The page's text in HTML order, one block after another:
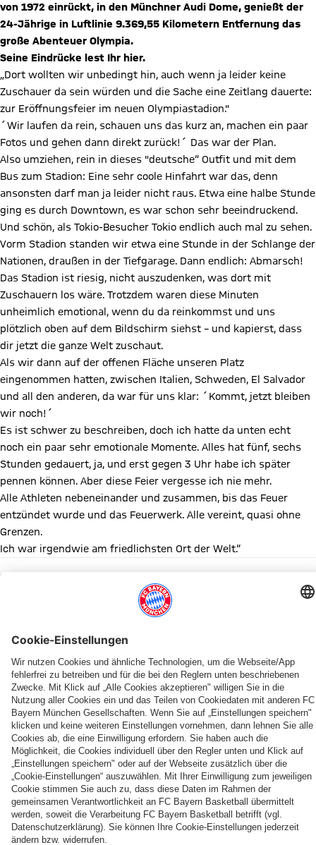
von 1972 einrückt, in den Münchner Audi Dome, genießt der
24-Jährige in Luftlinie 9.369,55 Kilometern Entfernung das
große Abenteuer Olympia.
Seine Eindrücke lest Ihr hier.
„Dort wollten wir unbedingt hin, auch wenn ja leider keine
Zuschauer da sein würden und die Sache eine Zeitlang dauerte:
zur Eröffnungsfeier im neuen Olympiastadion."
´Wir laufen da rein, schauen uns das kurz an, machen ein paar
Fotos und gehen dann direkt zurück!´ Das war der Plan.
Also umziehen, rein in dieses "deutsche“ Outfit und mit dem
Bus zum Stadion: Eine sehr coole Hinfahrt war das, denn
ansonsten darf man ja leider nicht raus. Etwa eine halbe Stunde
ging es durch Downtown, es war schon sehr beeindruckend.
Und schön, als Tokio-Besucher Tokio endlich auch mal zu sehen.
Vorm Stadion standen wir etwa eine Stunde in der Schlange der
Nationen, draußen in der Tiefgarage. Dann endlich: Abmarsch!
Das Stadion ist riesig, nicht auszudenken, was dort mit
Zuschauern los wäre. Trotzdem waren diese Minuten
unheimlich emotional, wenn du da reinkommst und uns
plötzlich oben auf dem Bildschirm siehst – und kapierst, dass
dir jetzt die ganze Welt zuschaut.
Als wir dann auf der offenen Fläche unseren Platz
eingenommen hatten, zwischen Italien, Schweden, El Salvador
und all den anderen, da war für uns klar: ´Kommt, jetzt bleiben
wir noch!´
Es ist schwer zu beschreiben, doch ich hatte da unten echt
noch ein paar sehr emotionale Momente. Alles hat fünf, sechs
Stunden gedauert, ja, und erst gegen 3 Uhr habe ich später
pennen können. Aber diese Feier vergesse ich nie mehr.
Alle Athleten nebeneinander und zusammen, bis das Feuer
entzündet wurde und das Feuerwerk. Alle vereint, quasi ohne
Grenzen.
Ich war irgendwie am friedlichsten Ort der Welt.“
Diesen Artikel teilen
WEITERE NEWS
NEWS
Der
FC
Bayern
stellt
Bauantrag
für
ein
BUNDESLIGA
Zum
BBL-
Start
zwei
Topspiele
gegen
Bamberg
PRESEASON
Teampräsentation
der
Bayern
mit
Testspiel
vs.
Bamberg
KADERUPDATE
Miles
&
More
bis
2028:
US-
Forward
INFOS
Pokal-
Wochenende
im
SAP
Garden
SAISON 2026/27
Heimspiel-
Start
im
SAP
Garden
am
2.
SAISON 2025/2026
Starke
Bayern-
Zahlen
MEDIENRUNDE
„Wir
wollen
in
der
EuroLeague
overperformen“
PARTNER